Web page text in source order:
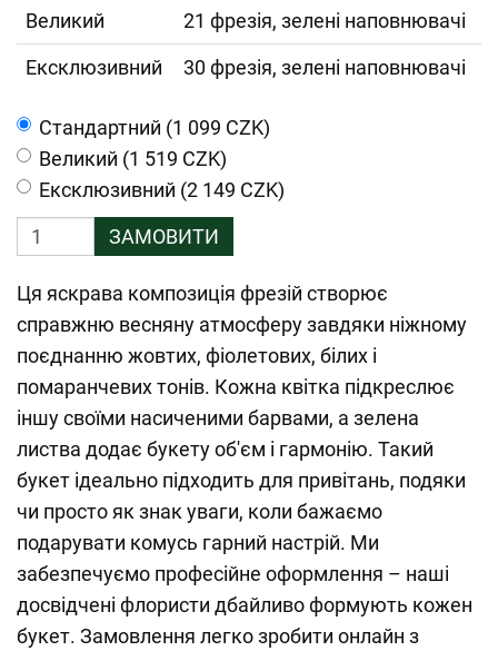
Великий
21 фрезія, зелені наповнювачі
Ексклюзивний
30 фрезія, зелені наповнювачі
Cтандартний (1 099 CZK)
Великий (1 519 CZK)
Ексклюзивний (2 149 CZK)
ЗАМОВИТИ
Ця яскрава композиція фрезій створює
справжню весняну атмосферу завдяки ніжному
поєднанню жовтих, фіолетових, білих і
помаранчевих тонів. Кожна квітка підкреслює
іншу своїми насиченими барвами, а зелена
листва додає букету об'єм і гармонію. Такий
букет ідеально підходить для привітань, подяки
чи просто як знак уваги, коли бажаємо
подарувати комусь гарний настрій. Ми
забезпечуємо професійне оформлення – наші
досвідчені флористи дбайливо формують кожен
букет. Замовлення легко зробити онлайн з